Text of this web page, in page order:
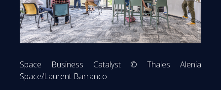
Space Business Catalyst © Thales Alenia
Space/Laurent Barranco